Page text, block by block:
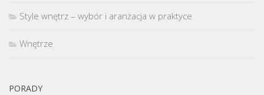
Style wnętrz – wybór i aranżacja w praktyce
Wnętrze
PORADY